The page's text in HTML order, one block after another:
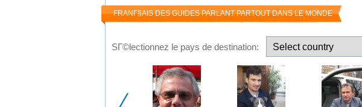
FRANГ§AIS DES GUIDES PARLANT PARTOUT DANS LE MONDE
SГ©lectionnez le pays de destination: